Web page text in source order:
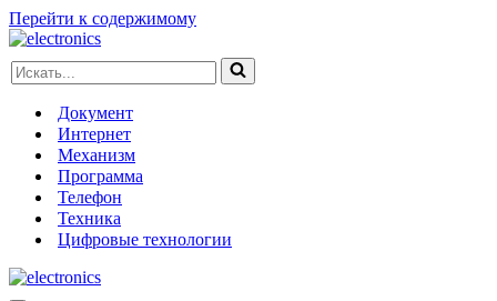
Перейти к содержимому
Искать...
Документ
Интернет
Механизм
Программа
Телефон
Техника
Цифровые технологии